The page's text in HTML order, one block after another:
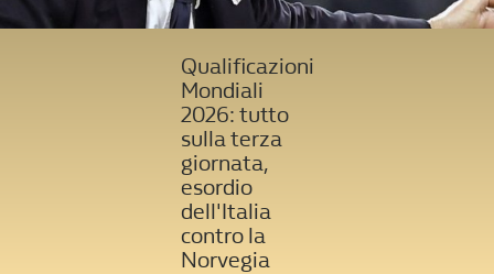
Qualificazioni
Mondiali
2026: tutto
sulla terza
giornata,
esordio
dell'Italia
contro la
Norvegia